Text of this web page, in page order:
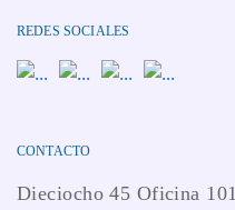
REDES SOCIALES
CONTACTO
Dieciocho 45 Oficina 101